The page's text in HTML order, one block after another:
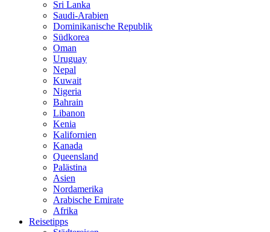
Sri Lanka
Saudi-Arabien
Dominikanische Republik
Südkorea
Oman
Uruguay
Nepal
Kuwait
Nigeria
Bahrain
Libanon
Kenia
Kalifornien
Kanada
Queensland
Palästina
Asien
Nordamerika
Arabische Emirate
Afrika
Reisetipps